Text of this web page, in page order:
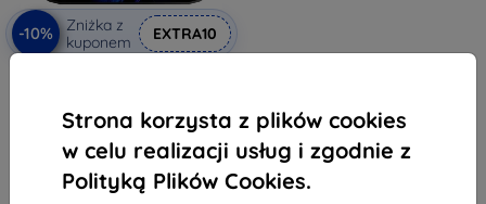
Strona korzysta z plików cookies
w celu realizacji usług i zgodnie z
Polityką Plików Cookies.
-10%
Zniżka z
kuponem
EXTRA10
145,90 zł
131,31 zł
Na stanie: > 5 szt.